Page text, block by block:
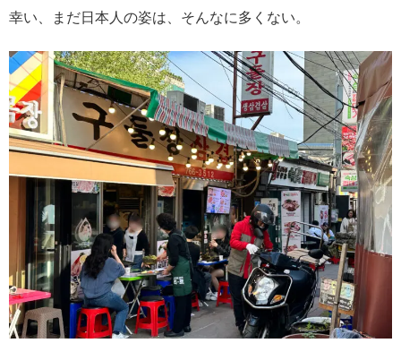
幸い、まだ日本人の姿は、そんなに多くない。